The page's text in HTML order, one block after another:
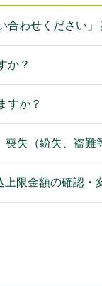
合わせください
か？
すか？
喪失（紛失、盗難
上限金額の確認・